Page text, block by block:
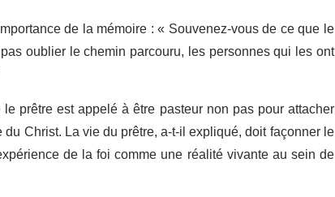
de la mémoire : « Souvenez-vous de ce que le
oublier le chemin parcouru, les personnes qui les ont
prêtre est appelé à être pasteur non pas pour attacher
Christ. La vie du prêtre, a-t-il expliqué, doit façonner le
de la foi comme une réalité vivante au sein de